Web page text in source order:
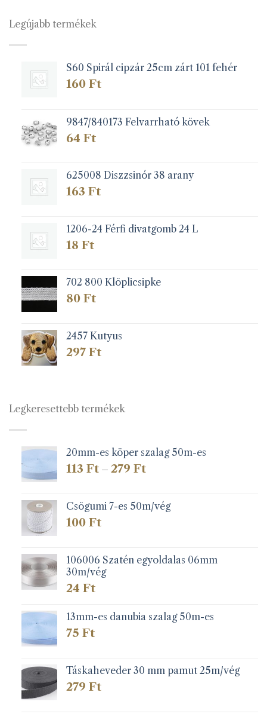
Legújabb termékek
S60 Spirál cipzár 25cm zárt 101 fehér
160 Ft
9847/840173 Felvarrható kövek
64 Ft
625008 Diszzsinór 38 arany
163 Ft
1206-24 Férfi divatgomb 24 L
18 Ft
702 800 Klöplicsipke
80 Ft
2457 Kutyus
297 Ft
Legkeresettebb termékek
20mm-es köper szalag 50m-es
113 Ft – 279 FtÁrtartomány:
279 Ft
Csögumi 7-es 50m/vég
100 Ft
106006 Szatén egyoldalas 06mm
30m/vég
24 Ft
13mm-es danubia szalag 50m-es
75 Ft
Táskaheveder 30 mm pamut 25m/vég
279 Ft